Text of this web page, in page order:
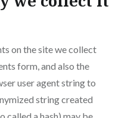
on the site we collect
form, and also the
user agent string to
string created